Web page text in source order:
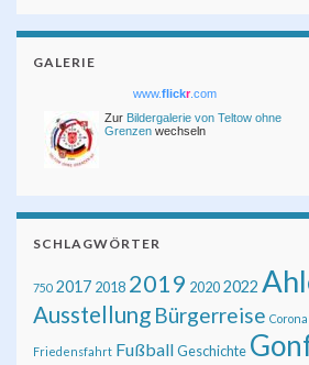
GALERIE
www.flickr.com
Zur Bildergalerie von Teltow ohne
Grenzen wechseln
SCHLAGWÖRTER
750 2017 2018 2019 20202022
Ausstellung Bürgerreise Corona
Friedensfahrt FußballGeschichte